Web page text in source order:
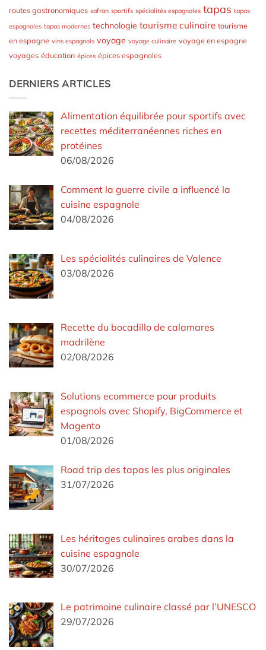
routes gastronomiques safran sportifs spécialités espagnoles tapas tapas
espagnoles tapas modernes technologie tourisme culinaire tourisme
en espagne vins espagnols voyage voyage culinaire voyage en espagne
voyages éducation épices épices espagnoles
DERNIERS ARTICLES
Alimentation équilibrée pour sportifs avec
recettes méditerranéennes riches en
protéines
06/08/2026
Comment la guerre civile a influencé la
cuisine espagnole
04/08/2026
Les spécialités culinaires de Valence
03/08/2026
Recette du bocadillo de calamares
madrilène
02/08/2026
Solutions ecommerce pour produits
espagnols avec Shopify, BigCommerce et
Magento
01/08/2026
Road trip des tapas les plus originales
31/07/2026
Les héritages culinaires arabes dans la
cuisine espagnole
30/07/2026
Le patrimoine culinaire classé par l’UNESCO
29/07/2026